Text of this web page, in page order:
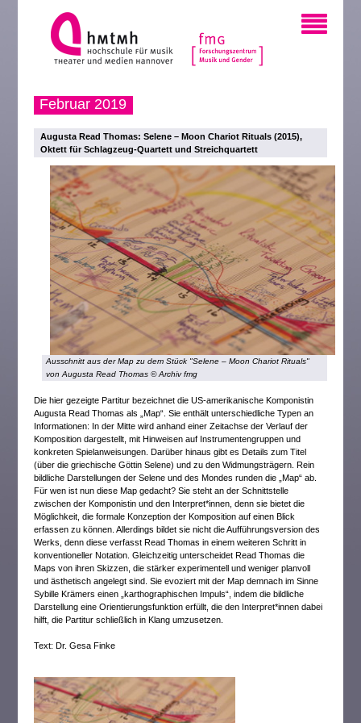
Februar 2019
Augusta Read Thomas: Selene – Moon Chariot Rituals (2015),
Oktett für Schlagzeug-Quartett und Streichquartett
Ausschnitt aus der Map zu dem Stück "Selene – Moon Chariot Rituals"
von Augusta Read Thomas © Archiv fmg
Die hier gezeigte Partitur bezeichnet die US-amerikanische Komponistin
Augusta Read Thomas als „Map“. Sie enthält unterschiedliche Typen an
Informationen: In der Mitte wird anhand einer Zeitachse der Verlauf der
Komposition dargestellt, mit Hinweisen auf Instrumentengruppen und
konkreten Spielanweisungen. Darüber hinaus gibt es Details zum Titel
(über die griechische Göttin Selene) und zu den Widmungsträgern. Rein
bildliche Darstellungen der Selene und des Mondes runden die „Map“ ab.
Für wen ist nun diese Map gedacht? Sie steht an der Schnittstelle
zwischen der Komponistin und den Interpret*innen, denn sie bietet die
Möglichkeit, die formale Konzeption der Komposition auf einen Blick
erfassen zu können. Allerdings bildet sie nicht die Aufführungsversion des
Werks, denn diese verfasst Read Thomas in einem weiteren Schritt in
konventioneller Notation. Gleichzeitig unterscheidet Read Thomas die
Maps von ihren Skizzen, die stärker experimentell und weniger planvoll
und ästhetisch angelegt sind. Sie evoziert mit der Map demnach im Sinne
Sybille Krämers einen „karthographischen Impuls“, indem die bildliche
Darstellung eine Orientierungsfunktion erfüllt, die den Interpret*innen dabei
hilft, die Partitur schließlich in Klang umzusetzen.
Text: Dr. Gesa Finke